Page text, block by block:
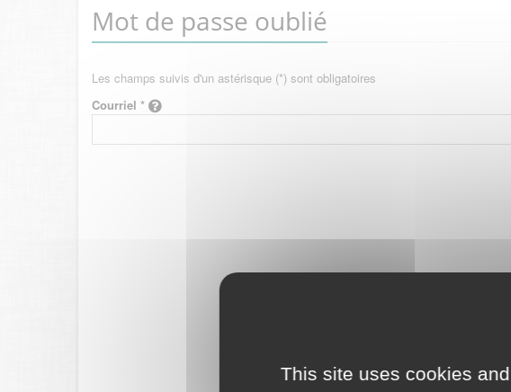
This site uses cookies
Mot de passe oublié
Les champs suivis d'un astérisque (*) sont obligatoires
Courriel *